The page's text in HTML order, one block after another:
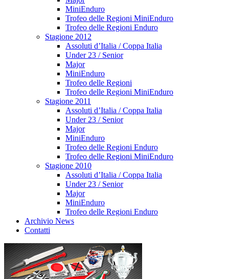
MiniEnduro
Trofeo delle Regioni MiniEnduro
Trofeo delle Regioni Enduro
Stagione 2012
Assoluti d’Italia / Coppa Italia
Under 23 / Senior
Major
MiniEnduro
Trofeo delle Regioni
Trofeo delle Regioni MiniEnduro
Stagione 2011
Assoluti d’Italia / Coppa Italia
Under 23 / Senior
Major
MiniEnduro
Trofeo delle Regioni Enduro
Trofeo delle Regioni MiniEnduro
Stagione 2010
Assoluti d’Italia / Coppa Italia
Under 23 / Senior
Major
MiniEnduro
Trofeo delle Regioni Enduro
Archivio News
Contatti